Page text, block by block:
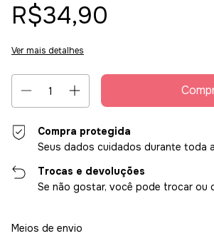
R$34,90
Ver mais detalhes
Compra protegida
Seus dados cuidados durante toda
Trocas e devoluções
Se não gostar, você pode trocar ou
Entregas para o CEP:
Meios de envio